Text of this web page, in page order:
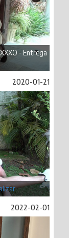
- Entrega
2020-01-21
2022-02-01